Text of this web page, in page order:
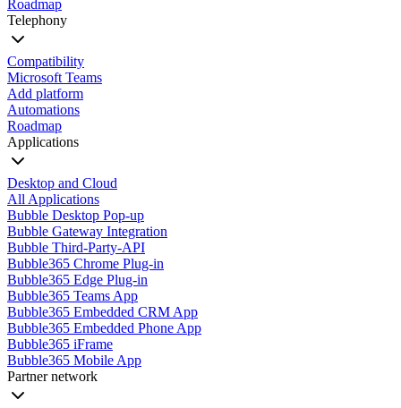
Roadmap
Telephony
Compatibility
Microsoft Teams
Add platform
Automations
Roadmap
Applications
Desktop and Cloud
All Applications
Bubble Desktop Pop-up
Bubble Gateway Integration
Bubble Third-Party-API
Bubble365 Chrome Plug-in
Bubble365 Edge Plug-in
Bubble365 Teams App
Bubble365 Embedded CRM App
Bubble365 Embedded Phone App
Bubble365 iFrame
Bubble365 Mobile App
Partner network